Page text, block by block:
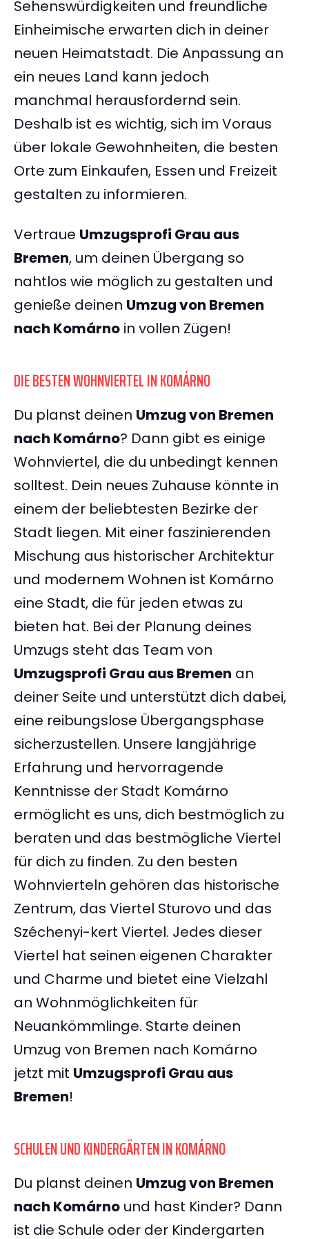
Sehenswürdigkeiten und freundliche
Einheimische erwarten dich in deiner
neuen Heimatstadt. Die Anpassung an
ein neues Land kann jedoch
manchmal herausfordernd sein.
Deshalb ist es wichtig, sich im Voraus
über lokale Gewohnheiten, die besten
Orte zum Einkaufen, Essen und Freizeit
gestalten zu informieren.
Vertraue Umzugsprofi Grau aus
Bremen, um deinen Übergang so
nahtlos wie möglich zu gestalten und
genieße deinen Umzug von Bremen
nach Komárno in vollen Zügen!
DIE BESTEN WOHNVIERTEL IN KOMÁRNO
Du planst deinen Umzug von Bremen
nach Komárno? Dann gibt es einige
Wohnviertel, die du unbedingt kennen
solltest. Dein neues Zuhause könnte in
einem der beliebtesten Bezirke der
Stadt liegen. Mit einer faszinierenden
Mischung aus historischer Architektur
und modernem Wohnen ist Komárno
eine Stadt, die für jeden etwas zu
bieten hat. Bei der Planung deines
Umzugs steht das Team von
Umzugsprofi Grau aus Bremen an
deiner Seite und unterstützt dich dabei,
eine reibungslose Übergangsphase
sicherzustellen. Unsere langjährige
Erfahrung und hervorragende
Kenntnisse der Stadt Komárno
ermöglicht es uns, dich bestmöglich zu
beraten und das bestmögliche Viertel
für dich zu finden. Zu den besten
Wohnvierteln gehören das historische
Zentrum, das Viertel Sturovo und das
Széchenyi-kert Viertel. Jedes dieser
Viertel hat seinen eigenen Charakter
und Charme und bietet eine Vielzahl
an Wohnmöglichkeiten für
Neuankömmlinge. Starte deinen
Umzug von Bremen nach Komárno
jetzt mit Umzugsprofi Grau aus
Bremen!
SCHULEN UND KINDERGÄRTEN IN KOMÁRNO
Du planst deinen Umzug von Bremen
nach Komárno und hast Kinder? Dann
ist die Schule oder der Kindergarten